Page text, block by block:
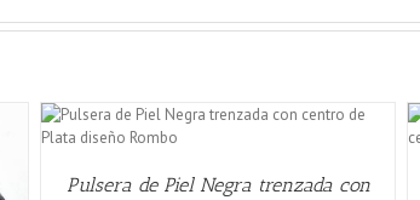
Pulsera de Piel Negra trenzada con
QUICK VIEW